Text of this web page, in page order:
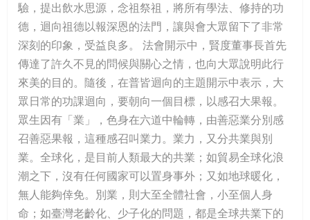
驗，提出飲水思源，念祖祭祖，將所有學法、修持的功
德，迴向祖德以報深恩的法門，讓與會大眾留下了非常
深刻的印象，受益良多。 法會開示中，賢度董事長首先
傳達了許久不見的問候與關心之情，也向大眾說明此行
來美的目的。隨後，在普皆迴向的主題開示中表示，大
眾日常的功課迴向，要朝向一個目標，以感召大果報。
眾生因有「業」，色身在六道中輪轉，由善惡業分別感
召善惡果報，這種感召叫業力。業力，又分共業與別
業。全球化，是目前人類最大的共業；如貿易全球化浪
潮之下，沒有任何國家可以置身事外；又如地球暖化，
無人能夠倖免。別業，則大至全體社會，小至個人身
命；如臺灣老齡化、少子化的問題，都是全球共業下的